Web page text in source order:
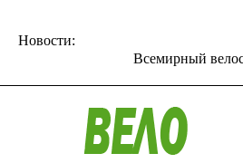
Новости:
Всемирный